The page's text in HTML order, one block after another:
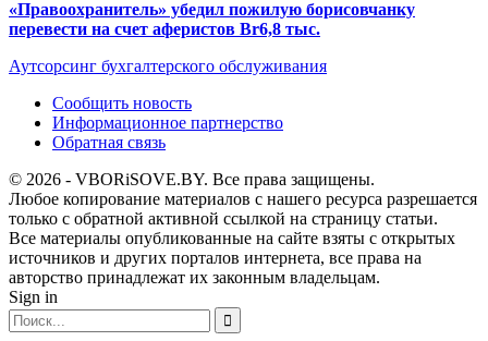
«Правоохранитель» убедил пожилую борисовчанку
перевести на счет аферистов Br6,8 тыс.
Аутсорсинг бухгалтерского обслуживания
Сообщить новость
Информационное партнерство
Обратная связь
© 2026 - VBORiSOVE.BY. Все права защищены.
Любое копирование материалов с нашего ресурса разрешается
только с обратной активной ссылкой на страницу статьи.
Все материалы опубликованные на сайте взяты с открытых
источников и других порталов интернета, все права на
авторство принадлежат их законным владельцам.
Sign in